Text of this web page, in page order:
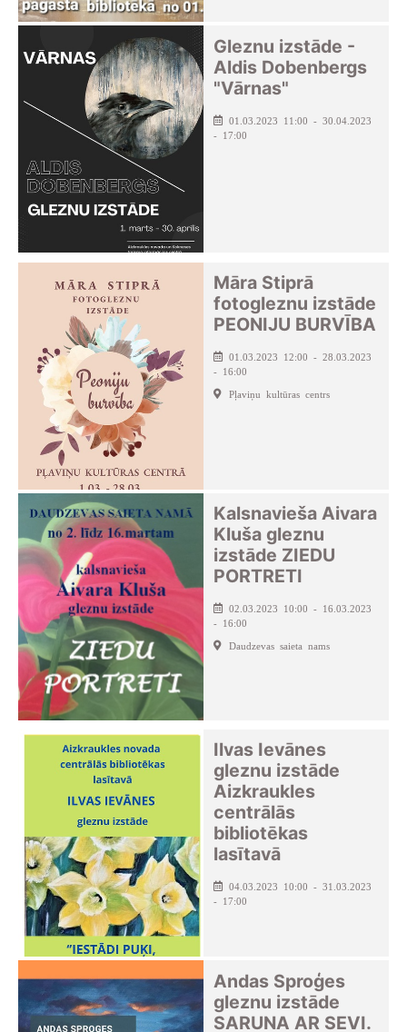
Gleznu izstāde -
Aldis Dobenbergs
"Vārnas"
01.03.2023 11:00 - 30.04.2023
- 17:00
Māra Stiprā
fotogleznu izstāde
PEONIJU BURVĪBA
01.03.2023 12:00 - 28.03.2023
- 16:00
Pļaviņu kultūras centrs
Kalsnavieša Aivara
Kluša gleznu
izstāde ZIEDU
PORTRETI
02.03.2023 10:00 - 16.03.2023
- 16:00
Daudzevas saieta nams
Ilvas Ievānes
gleznu izstāde
Aizkraukles
centrālās
bibliotēkas
lasītavā
04.03.2023 10:00 - 31.03.2023
- 17:00
Andas Sproģes
gleznu izstāde
SARUNA AR SEVI.